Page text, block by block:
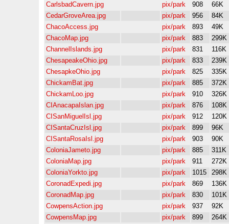
CarlsbadCavern.jpg
pix/park 908
66K
CedarGroveArea.jpg
pix/park 956
84K
ChacoAccess.jpg
pix/park 893
49K
ChacoMap.jpg
pix/park 883
299K
ChannelIslands.jpg
pix/park 831
116K
ChesapeakeOhio.jpg
pix/park 833
239K
ChesapkeOhio.jpg
pix/park 825
335K
ChickamBat.jpg
pix/park 885
372K
ChickamLoo.jpg
pix/park 910
326K
CIAnacapaIslan.jpg
pix/park 876
108K
CISanMiguelIsl.jpg
pix/park 912
120K
CISantaCruzIsl.jpg
pix/park 899
96K
CISantaRosaIsl.jpg
pix/park 903
90K
ColoniaJameto.jpg
pix/park 885
311K
ColoniaMap.jpg
pix/park 911
272K
ColoniaYorkto.jpg
pix/park 1015
298K
CoronadExpedi.jpg
pix/park 869
136K
CoronadMap.jpg
pix/park 830
101K
CowpensAction.jpg
pix/park 937
92K
CowpensMap.jpg
pix/park 899
264K